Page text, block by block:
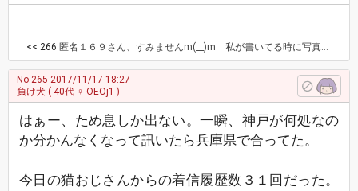
<< 266 匿名１６９さん、すみませんm(__)m 私が書いてる時に写真をくれていたんですね。気付かずにあれから寝てしまって今匿名１６９さんの写メに気付きました。遅くなってすみませんm(__)m 写メ綺麗な景色ですね。遠く遠くにうっすら見えるのは富士山ですか？匿名１６９さんは山が好きなのかな？綺麗な景色を見せてくれて、ありがとうございます。
No.265 2017/11/17 18:27
負け犬 ( 40代 ♀ OEOj1 )
はぁー、ため息しか出ない。一瞬、神戸が何処なの
か分かんなくなって訊いたら兵庫県で合ってた。
今日の猫おじさんからの着信履歴数３１回だった。